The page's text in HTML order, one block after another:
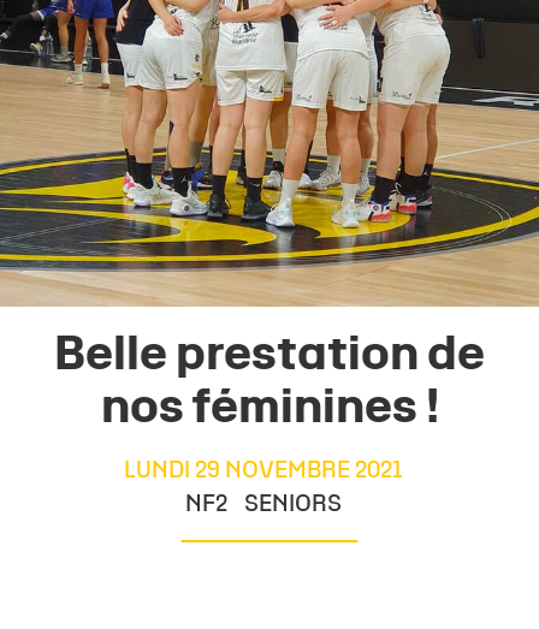
Belle prestation de
nos féminines !
LUNDI 29 NOVEMBRE 2021
NF2
SENIORS